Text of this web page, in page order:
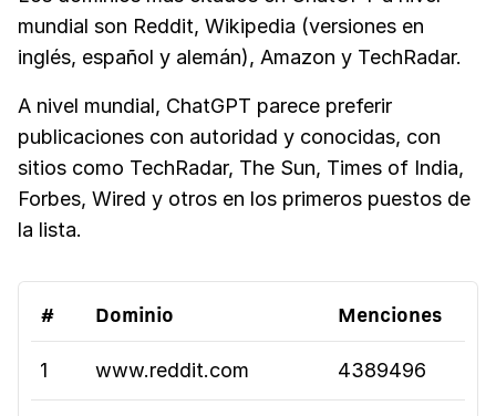
mundial son Reddit, Wikipedia (versiones en
inglés, español y alemán), Amazon y TechRadar.
A nivel mundial, ChatGPT parece preferir
publicaciones con autoridad y conocidas, con
sitios como TechRadar, The Sun, Times of India,
Forbes, Wired y otros en los primeros puestos de
la lista.
# Dominio Menciones
1 www.reddit.com 4389496